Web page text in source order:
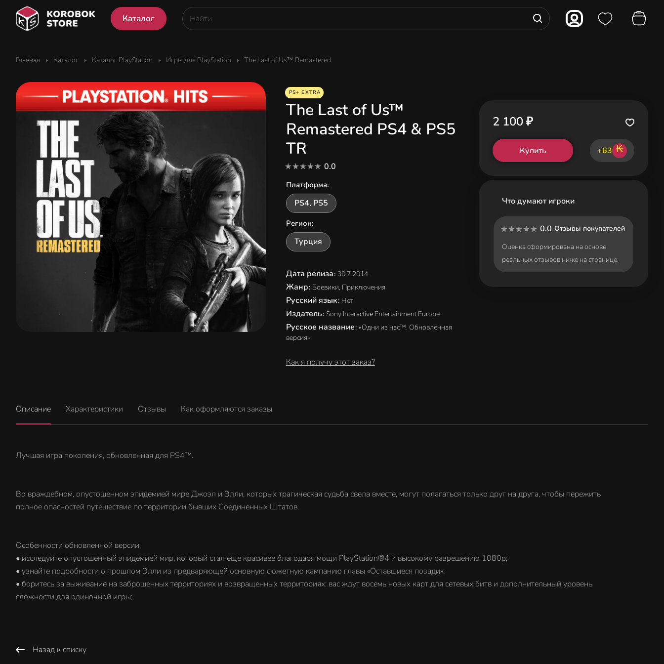
Каталог
Главная Каталог Каталог PlayStation Игры для PlayStation The Last of Us™ Remastered
PS+ EXTRA
The Last of Us™
Remastered PS4 & PS5
TR
0.0
Платформа:
PS4, PS5
Регион:
Турция
Дата релиза: 30.7.2014
Жанр: Боевики, Приключения
Русский язык: Нет
Издатель: Sony Interactive Entertainment Europe
Русское название: «Одни из нас™. Обновленная
версия»
Как я получу этот заказ?
2 100 ₽
Купить +63 ₭
Что думают игроки
0.0 Отзывы покупателей
Оценка сформирована на основе
реальных отзывов ниже на странице.
Описание Характеристики Отзывы Как оформляются заказы
Лучшая игра поколения, обновленная для PS4™.
Во враждебном, опустошенном эпидемией мире Джоэл и Элли, которых трагическая судьба свела вместе, могут полагаться только друг на друга, чтобы пережить
полное опасностей путешествие по территории бывших Соединенных Штатов.
Особенности обновленной версии:
• исследуйте опустошенный эпидемией мир, который стал еще красивее благодаря мощи PlayStation®4 и высокому разрешению 1080p;
• узнайте подробности о прошлом Элли из предваряющей основную сюжетную кампанию главы «Оставшиеся позади»;
• боритесь за выживание на заброшенных территориях и возвращенных территориях: вас ждут восемь новых карт для сетевых битв и дополнительный уровень
сложности для одиночной игры;
Назад к списку